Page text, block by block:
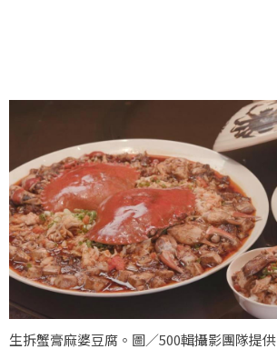
生拆蟹膏麻婆豆腐。圖／500輯攝影團隊提供